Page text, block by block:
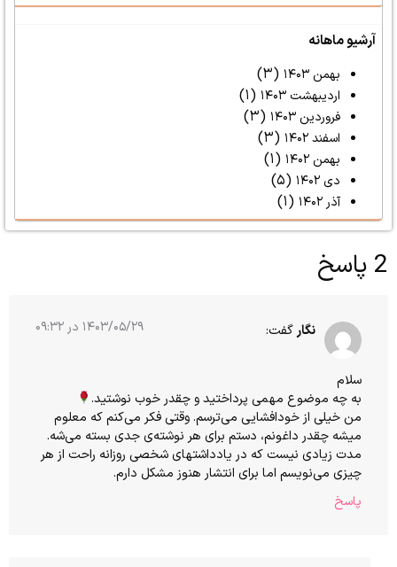
آرشیو ماهانه
بهمن ۱۴۰۳ (۳)
اردیبهشت ۱۴۰۳ (۱)
فروردین ۱۴۰۳ (۳)
اسفند ۱۴۰۲ (۳)
بهمن ۱۴۰۲ (۱)
دی ۱۴۰۲ (۵)
آذر ۱۴۰۲ (۱)
2 پاسخ
نگارگفت: ۱۴۰۳/۰۵/۲۹ در ۰۹:۳۲
سلام
به چه موضوع مهمی پرداختید و چقدر خوب نوشتید.
من خیلی از خودافشایی می‌ترسم. وقتی فکر می‌کنم که معلوم
میشه چقدر داغونم، دستم برای هر نوشته‌ی جدی بسته می‌شه.
مدت زیادی نیست که در یادداشتهای شخصی روزانه راحت از هر
چیزی می‌نویسم اما برای انتشار هنوز مشکل دارم.
پاسخ